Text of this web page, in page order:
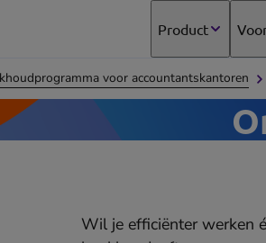
Product
voor accountantskantoren
Wil je efficiënter werken